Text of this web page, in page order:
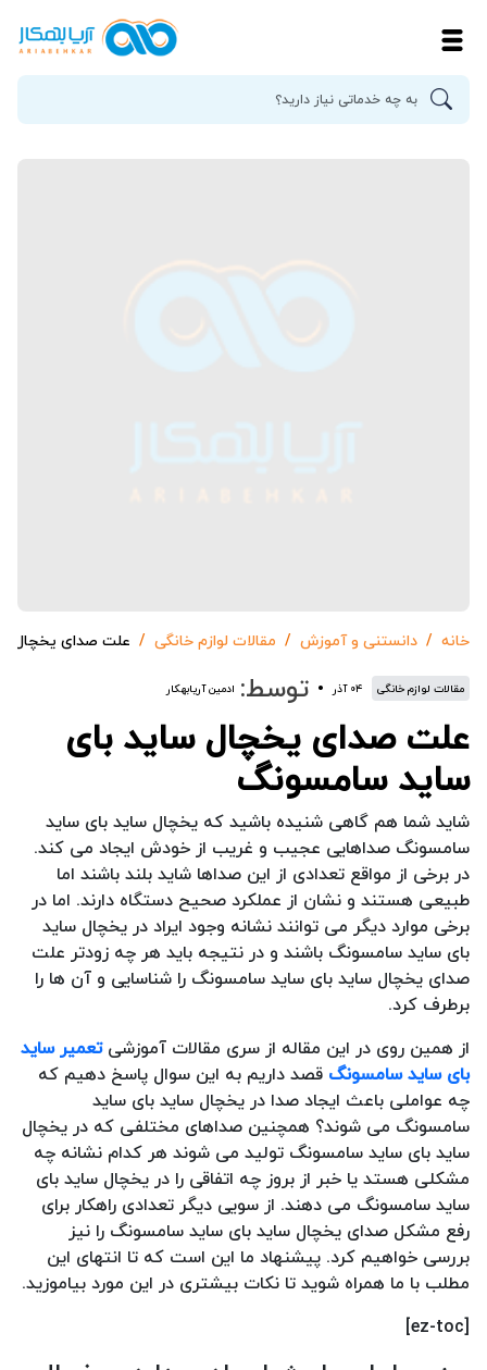
خانه دانستنی و آموزش مقالات لوازم خانگی علت صدای یخچال
مقالات لوازم خانگی ۰۴ آذر توسط: ادمین آریابهکار
علت صدای یخچال ساید بای
ساید سامسونگ
شاید شما هم گاهی شنیده باشید که یخچال ساید بای ساید
سامسونگ صداهایی عجیب و غریب از خودش ایجاد می کند.
در برخی از مواقع تعدادی از این صداها شاید بلند باشند اما
طبیعی هستند و نشان از عملکرد صحیح دستگاه دارند. اما در
برخی موارد دیگر می توانند نشانه وجود ایراد در یخچال ساید
بای ساید سامسونگ باشند و در نتیجه باید هر چه زودتر علت
صدای یخچال ساید بای ساید سامسونگ را شناسایی و آن ها را
برطرف کرد.
از همین روی در این مقاله از سری مقالات آموزشیتعمیر ساید
بای ساید سامسونگ قصد داریم به این سوال پاسخ دهیم که
چه عواملی باعث ایجاد صدا در یخچال ساید بای ساید
سامسونگ می شوند؟ همچنین صداهای مختلفی که در یخچال
ساید بای ساید سامسونگ تولید می شوند هر کدام نشانه چه
مشکلی هستد یا خبر از بروز چه اتفاقی را در یخچال ساید بای
ساید سامسونگ می دهند. از سویی دیگر تعدادی راهکار برای
رفع مشکل صدای یخچال ساید بای ساید سامسونگ را نیز
بررسی خواهیم کرد. پیشنهاد ما این است که تا انتهای این
مطلب با ما همراه شوید تا نکات بیشتری در این مورد بیاموزید.
[ez-toc]